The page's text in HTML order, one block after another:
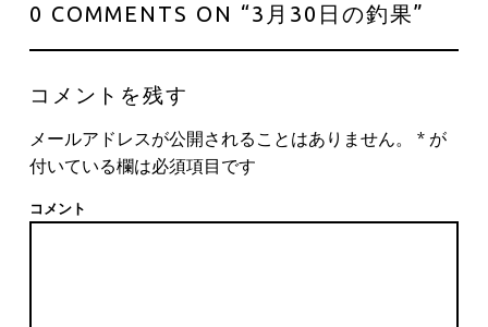
0 COMMENTS ON “3月30日の釣果”
コメントを残す
メールアドレスが公開されることはありません。 *が
付いている欄は必須項目です
コメント